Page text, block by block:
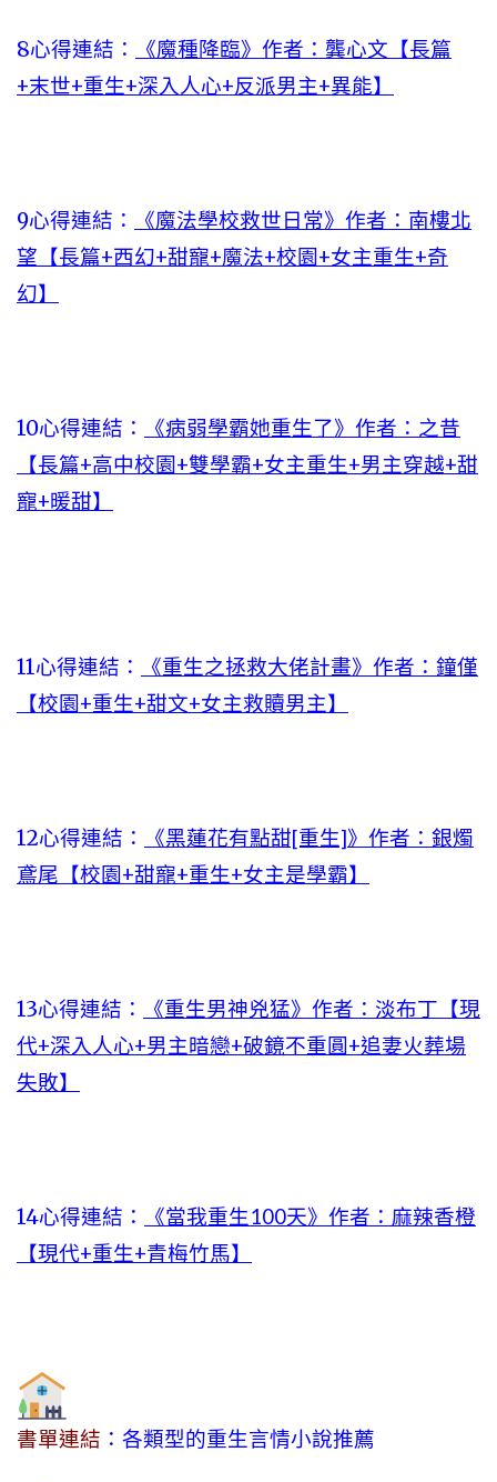
8心得連結：
《魔種降臨》作者：龔心文【長篇
+末世+重生+深入人心+反派男主+異能】
9心得連結：
《魔法學校救世日常》作者：南樓北
望【長篇+西幻+甜寵+魔法+校園+女主重生+奇
幻】
10心得連結：
《病弱學霸她重生了》作者：之昔
【長篇+高中校園+雙學霸+女主重生+男主穿越+甜
寵+暖甜】
11心得連結：
《重生之拯救大佬計畫》作者：鐘僅
【校園+重生+甜文+女主救贖男主】
12心得連結：
《黑蓮花有點甜[重生]》作者：銀燭
鳶尾【校園+甜寵+重生+女主是學霸】
13心得連結：
《重生男神兇猛》作者：淡布丁【現
代+深入人心+男主暗戀+破鏡不重圓+追妻火葬場
失敗】
14心得連結：
《當我重生100天》作者：麻辣香橙
【現代+重生+青梅竹馬】
書單連結 ：各類型的重生言情小說推薦